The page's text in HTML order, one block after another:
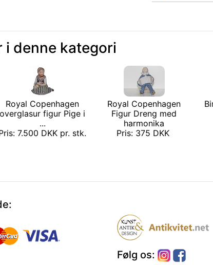
denne kategori
Royal Copenhagen
overglasur figur Pige i
...
7.500 DKK pr. stk.
Royal Copenhagen
Figur Dreng med
harmonika
Pris: 375 DKK
Følg os: